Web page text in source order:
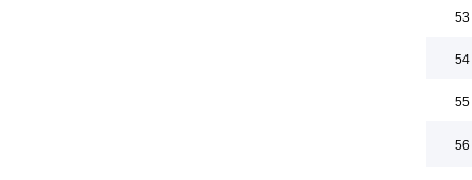
53
54
55
56